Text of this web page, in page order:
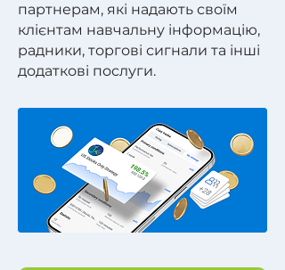
партнерам, які надають своїм
клієнтам навчальну інформацію,
радники, торгові сигнали та інші
додаткові послуги.